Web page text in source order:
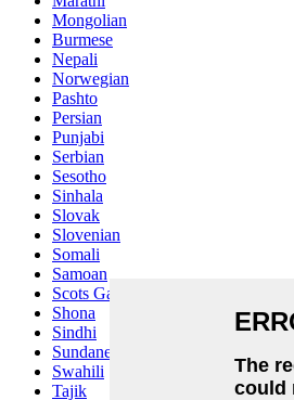
Mongolian
Burmese
Nepali
Norwegian
Pashto
Persian
Punjabi
Serbian
Sesotho
Sinhala
Slovak
Slovenian
Somali
Samoan
Scots Gaelic
Shona
Sindhi
Sundanese
Swahili
Tajik